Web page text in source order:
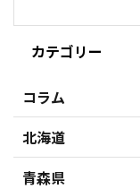
カテゴリー
コラム
北海道
青森県